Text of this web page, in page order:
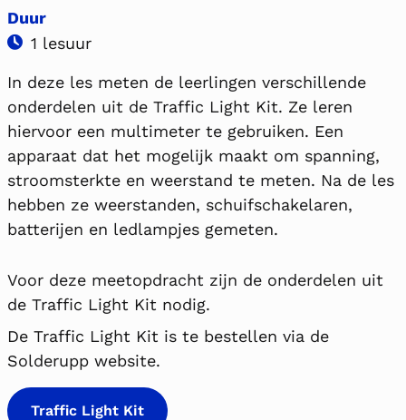
Duur
1 lesuur
In deze les meten de leerlingen verschillende
onderdelen uit de Traffic Light Kit. Ze leren
hiervoor een multimeter te gebruiken. Een
apparaat dat het mogelijk maakt om spanning,
stroomsterkte en weerstand te meten. Na de les
hebben ze weerstanden, schuifschakelaren,
batterijen en ledlampjes gemeten.
Voor deze meetopdracht zijn de onderdelen uit
de Traffic Light Kit nodig.
De Traffic Light Kit is te bestellen via de
Solderupp website.
Traffic Light Kit